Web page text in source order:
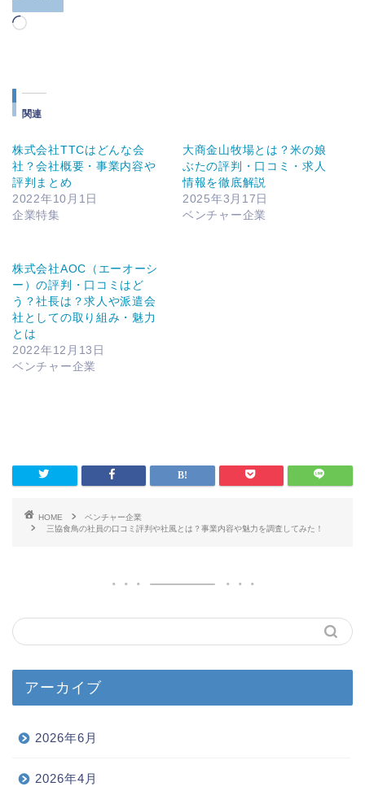
読
中…
関連
株式会社TTCはどんな会
社？会社概要・事業内容や
評判まとめ
2022年10月1日
企業特集
大商金山牧場とは？米の娘
ぶたの評判・口コミ・求人
情報を徹底解説
2025年3月17日
ベンチャー企業
株式会社AOC（エーオーシ
ー）の評判・口コミはど
う？社長は？求人や派遣会
社としての取り組み・魅力
とは
2022年12月13日
ベンチャー企業
HOME
ベンチャー企業
三協食鳥の社員の口コミ評判や社風とは？事業内容や魅力を調査してみた！
アーカイブ
2026年6月
2026年4月